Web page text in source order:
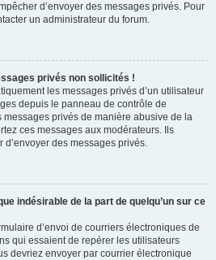
d’envoyer des messages privés. Pour
un administrateur du forum.
privés non sollicités !
les messages privés d’un utilisateur
depuis le panneau de contrôle de
messages privés de manière abusive de la
ces messages aux modérateurs. Ils
des messages privés.
indésirable de la part de quelqu’un sur ce
d’envoi de courriers électroniques de
qui essaient de repérer les utilisateurs
devriez envoyer par courrier électronique